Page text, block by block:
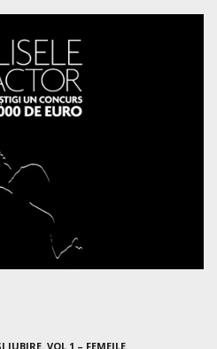
IUBIRE. VOL 1 – FEMEILE